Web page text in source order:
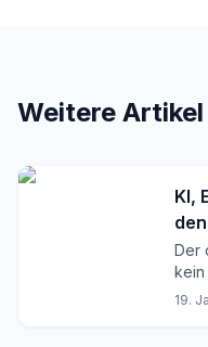
Weitere Artikel
KI,
Der
kein
19.